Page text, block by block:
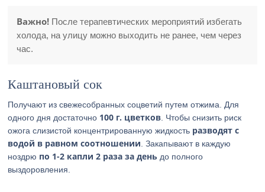
Важно! После терапевтических мероприятий избегать
холода, на улицу можно выходить не ранее, чем через
час.
Каштановый сок
Получают из свежесобранных соцветий путем отжима. Для
одного дня достаточно 100 г. цветков . Чтобы снизить риск
ожога слизистой концентрированную жидкость разводят с
водой в равном соотношении . Закапывают в каждую
ноздрю по 1-2 капли 2 раза за день до полного
выздоровления.